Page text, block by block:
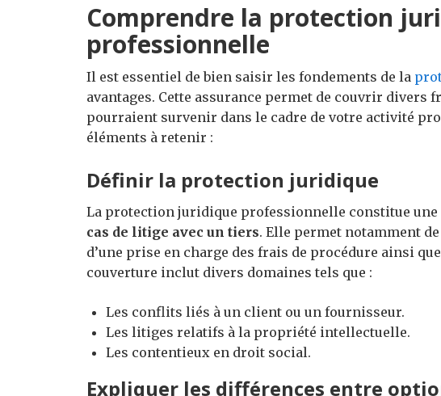
Comprendre la protection
professionnelle
Il est essentiel de bien saisir les fondements de la
avantages. Cette assurance permet de couvrir divers
pourraient survenir dans le cadre de votre activité
éléments à retenir :
Définir la protection juridique
La protection juridique professionnelle constitue
cas de litige avec un tiers. Elle permet notamment
d’une prise en charge des frais de procédure ainsi
couverture inclut divers domaines tels que :
Les conflits liés à un client ou un fournisseur.
Les litiges relatifs à la propriété intellectuelle.
Les contentieux en droit social.
Expliquer les différences entre